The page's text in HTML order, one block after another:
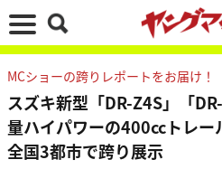
MCショーの跨りレポートをお届け！
スズキ新型「DR-Z4S」「
量ハイパワーの400ccトレ
全国3都市で跨り展示